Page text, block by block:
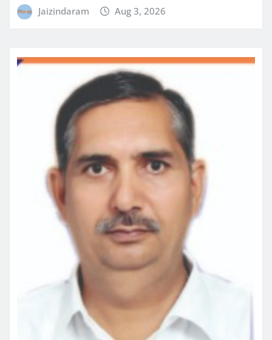
Jaizindaram Aug 3, 2026